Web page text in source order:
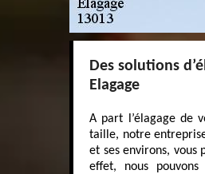
Des solutions
Elagage
A part l’élagage de
taille, notre
et ses environs, vous
effet, nous